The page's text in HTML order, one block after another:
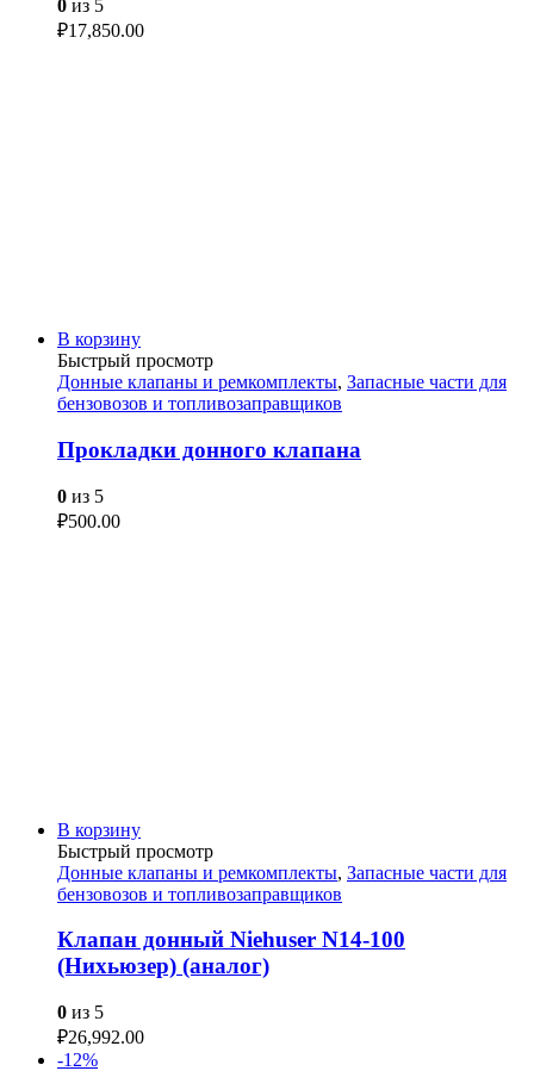
0 из 5
₽17,850.00
В корзину
Быстрый просмотр
Донные клапаны и ремкомплекты, Запасные части для
бензовозов и топливозаправщиков
Прокладки донного клапана
0 из 5
₽500.00
В корзину
Быстрый просмотр
Донные клапаны и ремкомплекты, Запасные части для
бензовозов и топливозаправщиков
Клапан донный Niehuser N14-100
(Нихьюзер) (аналог)
0 из 5
₽26,992.00
-12%